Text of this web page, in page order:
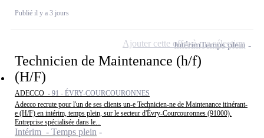
Publié il y a 3 jours
Technicien de Maintenance (h/f)
(H/F)
ADECCO - 91 - ÉVRY-COURCOURONNES
Adecco recrute pour l'un de ses clients un-e Technicien-ne de Maintenance itinérant-
e (H/F) en intérim, temps plein, sur le secteur d'Évry-Courcouronnes (91000).
Entreprise spécialisée dans le...
Intérim - Temps plein
IntérimTemps plein
Ajouter cette offre à ma sélection